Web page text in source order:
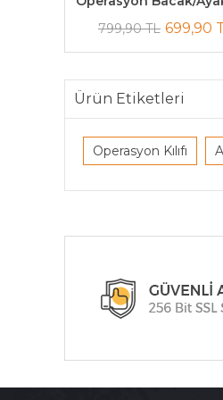
799,90 TL 699,90
Ürün Etiketleri
Operasyon Kılıfı